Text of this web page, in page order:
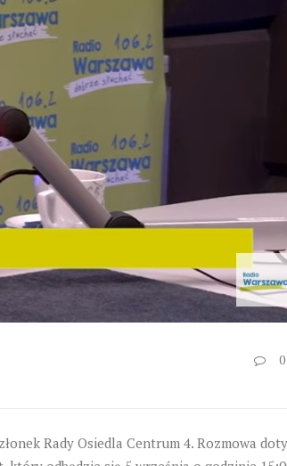
Rady Osiedla Centrum 4. Rozmowa